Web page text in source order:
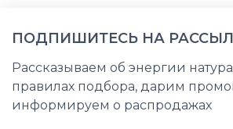
ПОДПИШИТЕСЬ НА
Рассказываем об энергии
правилах подбора, дарим
информируем о распродажах